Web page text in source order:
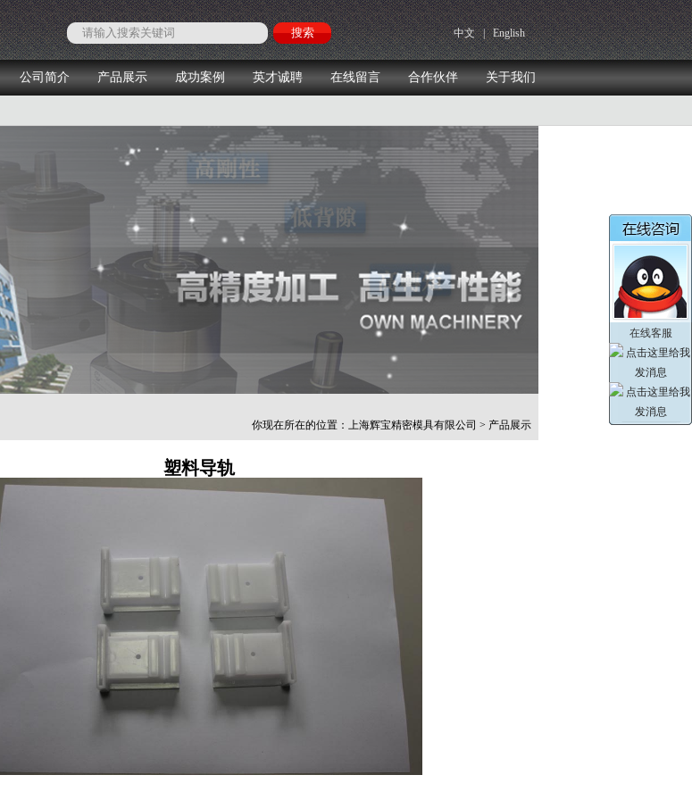
中文 | English
公司简介 产品展示 成功案例 英才诚聘 在线留言 合作伙伴 关于我们
1
你现在所在的位置：上海辉宝精密模具有限公司 > 产品展示
塑料导轨
在线客服